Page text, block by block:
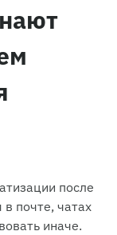
после
почте, чатах
иначе.